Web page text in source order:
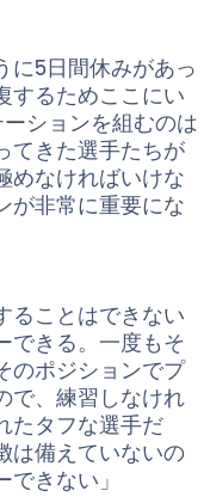
に5日間休みがあっ
するためここにい
ションを組むのは
てきた選手たちが
めなければいけな
が非常に重要にな
ることはできない
できる。一度もそ
のポジションでプ
で、練習しなけれ
たタフな選手だ
は備えていないの
きない」